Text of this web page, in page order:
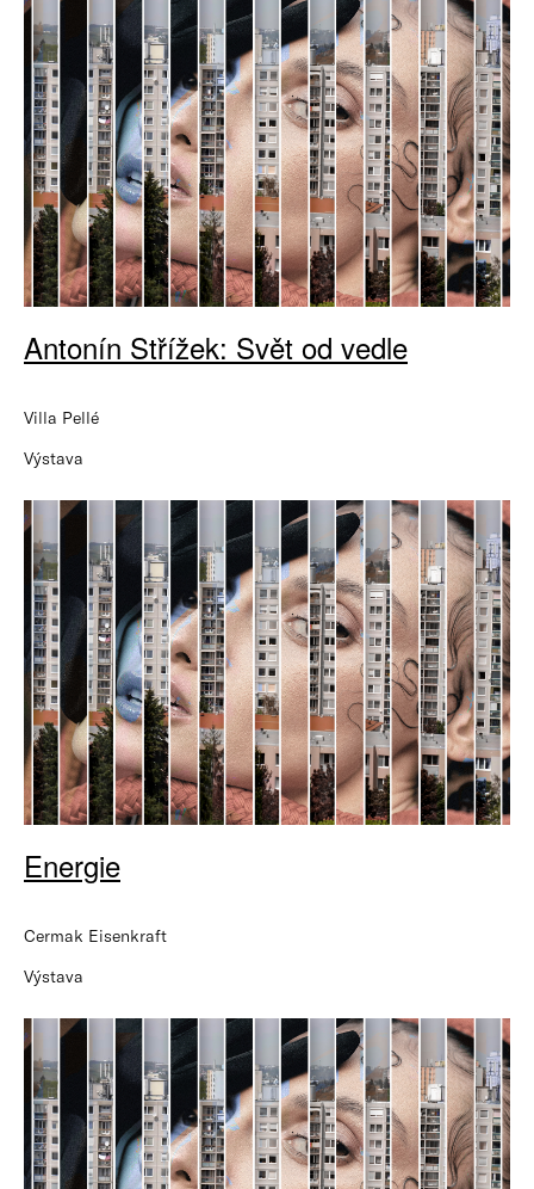
Antonín Střížek: Svět od vedle
Villa Pellé
Výstava
Energie
Cermak Eisenkraft
Výstava